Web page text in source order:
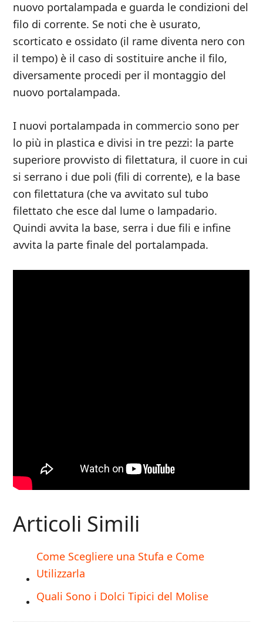
nuovo portalampada e guarda le condizioni del
filo di corrente. Se noti che è usurato,
scorticato e ossidato (il rame diventa nero con
il tempo) è il caso di sostituire anche il filo,
diversamente procedi per il montaggio del
nuovo portalampada.
I nuovi portalampada in commercio sono per
lo più in plastica e divisi in tre pezzi: la parte
superiore provvisto di filettatura, il cuore in cui
si serrano i due poli (fili di corrente), e la base
con filettatura (che va avvitato sul tubo
filettato che esce dal lume o lampadario.
Quindi avvita la base, serra i due fili e infine
avvita la parte finale del portalampada.
Articoli Simili
Come Scegliere una Stufa e Come
Utilizzarla
Quali Sono i Dolci Tipici del Molise